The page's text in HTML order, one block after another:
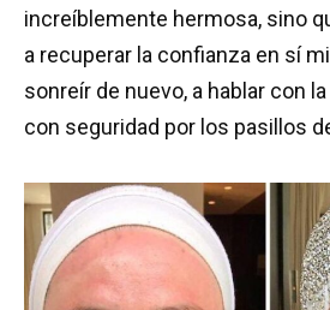
increíblemente hermosa, sino
a recuperar la confianza en sí
sonreír de nuevo, a hablar con
con seguridad por los pasillos